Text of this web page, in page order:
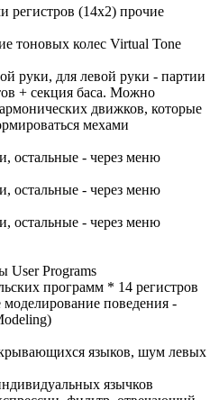
регистров (14x2) прочие
тоновых колес Virtual Tone
руки, для левой руки - партии
+ секция баса. Можно
движков, которые
мехами
остальные - через меню
остальные - через меню
остальные - через меню
User Programs
программ * 14 регистров
поведения -
языков, шум левых
язычков